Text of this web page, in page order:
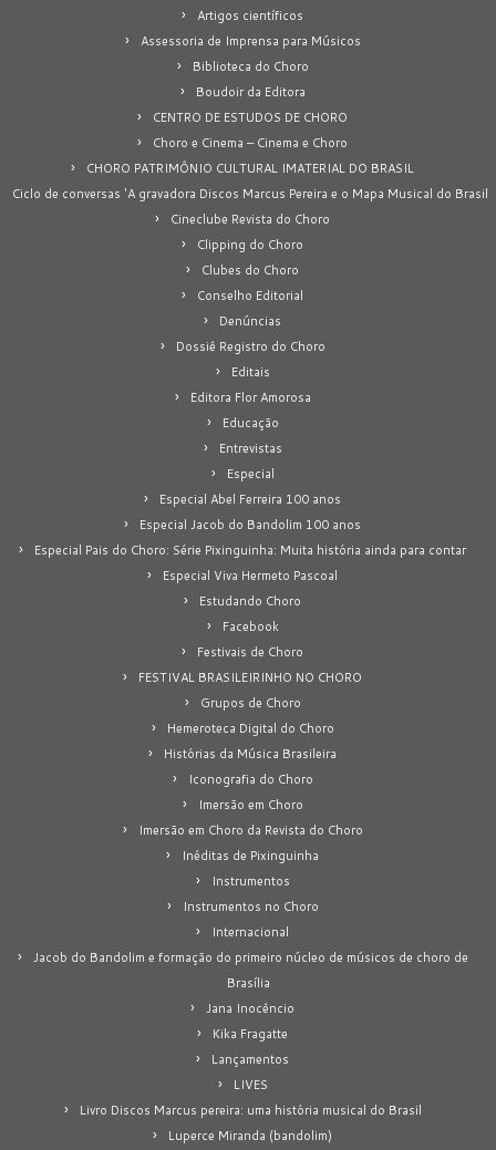
Artigos científicos
Assessoria de Imprensa para Músicos
Biblioteca do Choro
Boudoir da Editora
CENTRO DE ESTUDOS DE CHORO
Choro e Cinema – Cinema e Choro
CHORO PATRIMÔNIO CULTURAL IMATERIAL DO BRASIL
Ciclo de conversas 'A gravadora Discos Marcus Pereira e o Mapa Musical do Brasil
Cineclube Revista do Choro
Clipping do Choro
Clubes do Choro
Conselho Editorial
Denúncias
Dossiê Registro do Choro
Editais
Editora Flor Amorosa
Educação
Entrevistas
Especial
Especial Abel Ferreira 100 anos
Especial Jacob do Bandolim 100 anos
Especial Pais do Choro: Série Pixinguinha: Muita história ainda para contar
Especial Viva Hermeto Pascoal
Estudando Choro
Facebook
Festivais de Choro
FESTIVAL BRASILEIRINHO NO CHORO
Grupos de Choro
Hemeroteca Digital do Choro
Histórias da Música Brasileira
Iconografia do Choro
Imersão em Choro
Imersão em Choro da Revista do Choro
Inéditas de Pixinguinha
Instrumentos
Instrumentos no Choro
Internacional
Jacob do Bandolim e formação do primeiro núcleo de músicos de choro de
Brasília
Jana Inocêncio
Kika Fragatte
Lançamentos
LIVES
Livro Discos Marcus pereira: uma história musical do Brasil
Luperce Miranda (bandolim)